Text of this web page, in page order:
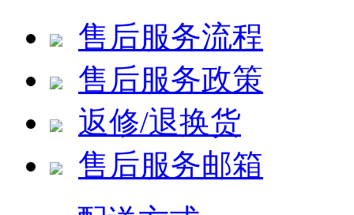
售后服务流程
售后服务政策
返修/退换货
售后服务邮箱